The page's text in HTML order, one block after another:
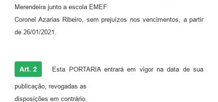
Merendeira junto a escola EMEF
Coronel Azarias Ribeiro, sem prejuízos nos vencimentos, a partir
de 26/01/2021.
Art. 2 Esta PORTARIA entrará em vigor na data de sua
publicação, revogadas as
disposições em contrário.